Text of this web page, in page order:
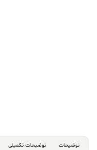
توضیحات توضیحات تکمیلی